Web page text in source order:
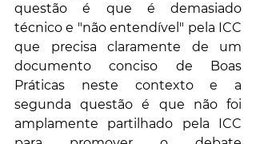
questão é que é demasiado
técnico e "não entendível" pela ICC
que precisa claramente de um
documento conciso de Boas
Práticas neste contexto e a
segunda questão é que não foi
amplamente partilhado pela ICC